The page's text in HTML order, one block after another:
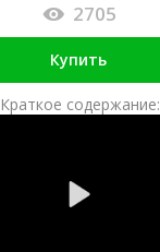
2705
Купить
Краткое содержание: